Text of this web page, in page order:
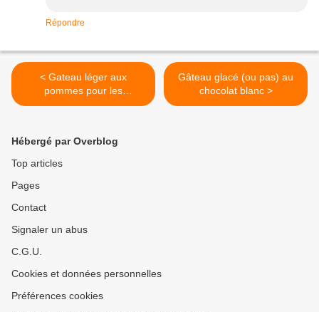
Répondre
< Gateau léger aux
pommes pour les
régimeuses
Gâteau glacé (ou pas) au
chocolat blanc >
Hébergé par Overblog
Top articles
Pages
Contact
Signaler un abus
C.G.U.
Cookies et données personnelles
Préférences cookies